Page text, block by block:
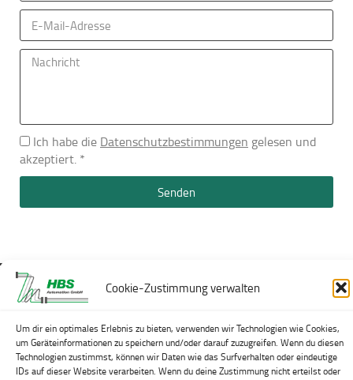
Cookie-Zustimmung verwalten
Um dir ein optimales Erlebnis zu bieten, verwenden wir Technologien wie Cookies,
um Geräteinformationen zu speichern und/oder darauf zuzugreifen. Wenn du diesen
Technologien zustimmst, können wir Daten wie das Surfverhalten oder eindeutige
IDs auf dieser Website verarbeiten. Wenn du deine Zustimmung nicht erteilst oder
Ich habe die Datenschutzbestimmungen gelesen und
akzeptiert. *
Senden
© 2026 HBS Automation GmbH
Powerd by: HBS IT GmbH
Impressum·Datenschutz·Sitemap·Mitarbeiterbereich